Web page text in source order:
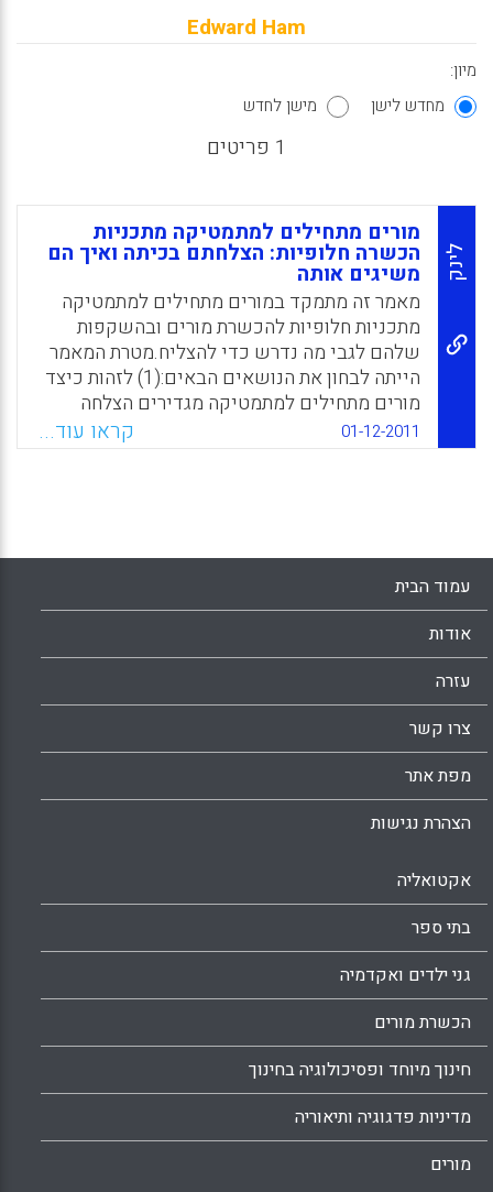
Edward Ham
מיון:
מחדש לישן
מישן לחדש
1 פריטים
לינק
מורים מתחילים למתמטיקה מתכניות
הכשרה חלופיות: הצלחתם בכיתה ואיך הם
משיגים אותה
מאמר זה מתמקד במורים מתחילים למתמטיקה
מתכניות חלופיות להכשרת מורים ובהשקפות
שלהם לגבי מה נדרש כדי להצליח.מטרת המאמר
הייתה לבחון את הנושאים הבאים:(1) לזהות כיצד
מורים מתחילים למתמטיקה מגדירים הצלחה
בכיתה במהלך שנותיהם הראשונות,(2) לזהות
מהם הגורמים החשובים, התכונות, או ההתנסויות
בכיתה (Ham, Edward).
WhatsApp
Facebook
Email
X
01-12-2011 קראו עוד...
עמוד הבית
אודות
עזרה
צרו קשר
מפת אתר
הצהרת נגישות
אקטואליה
בתי ספר
גני ילדים ואקדמיה
הכשרת מורים
חינוך מיוחד ופסיכולוגיה בחינוך
מדיניות פדגוגיה ותיאוריה
מורים